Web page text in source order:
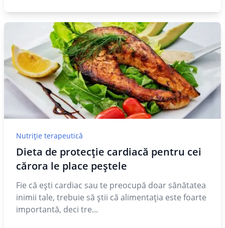
Nutriție terapeutică
Dieta de protecție cardiacă pentru cei
cărora le place peștele
Fie că eşti cardiac sau te preocupă doar sănătatea
inimii tale, trebuie să ştii că alimentaţia este foarte
importantă, deci tre...